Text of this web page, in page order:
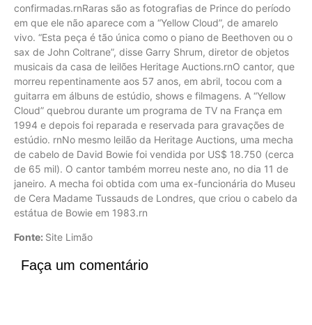
confirmadas.rnRaras são as fotografias de Prince do período
em que ele não aparece com a “Yellow Cloud”, de amarelo
vivo. “Esta peça é tão única como o piano de Beethoven ou o
sax de John Coltrane”, disse Garry Shrum, diretor de objetos
musicais da casa de leilões Heritage Auctions.rnO cantor, que
morreu repentinamente aos 57 anos, em abril, tocou com a
guitarra em álbuns de estúdio, shows e filmagens. A “Yellow
Cloud” quebrou durante um programa de TV na França em
1994 e depois foi reparada e reservada para gravações de
estúdio. rnNo mesmo leilão da Heritage Auctions, uma mecha
de cabelo de David Bowie foi vendida por US$ 18.750 (cerca
de 65 mil). O cantor também morreu neste ano, no dia 11 de
janeiro. A mecha foi obtida com uma ex-funcionária do Museu
de Cera Madame Tussauds de Londres, que criou o cabelo da
estátua de Bowie em 1983.rn
Fonte: Site Limão
Faça um comentário